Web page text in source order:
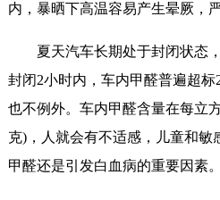
内，暴晒下高温容易产生晕厥，
夏天汽车长期处于封闭状态
封闭2小时内，车内甲醛普遍超
也不例外。车内甲醛含量在每立
克)，人就会有不适感，儿童和敏
甲醛还是引发白血病的重要因素。